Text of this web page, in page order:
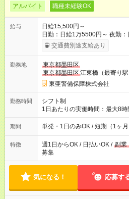
アルバイト 職種未経験OK
給与
日給15,500円～
日勤：日給1万5500円～ 夜勤
祝手当4000円含む(25勤務まで
┗規定あり ／ 経験や年齢を問わず、 頑張った方全員に支給され
日給は全額支給！ ■月22日以上勤務すると… 日給1000円UP！ ■
日払い・週払い・前払いOK！
(CRIA)』で 最短当日にコンビ
ます♪ ※稼働分・規定あり ■法定研修(7h×3日間)中も 手当をしっ
かり【3万円】支給！ ┗研修手
給 ┗昼食代も別途支給(500円×3
交通費別途支給あり
勤務地
東京都墨田区
東京都墨田区江東橋（最寄り駅
東亜警備保障株式会社
勤務時間
シフト制
1日あたりの実働時間：最大8
勤】20:00～翌5:00 ・【日勤のみ】【夜勤のみ】もOK♪ ・自分
の都合に合わせて稼げます◎ ・
ライベートの予定に 合わせて
期間 単発・1日のみOK / 短期（1ヶ月
特徴 週1日からOK / 日払いOK / 副業
募集
気になる！ 応募す